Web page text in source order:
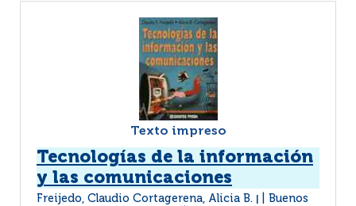
Texto impreso
Tecnologías de la información
y las comunicaciones
Freijedo, Claudio Cortagerena, Alicia B.
Buenos